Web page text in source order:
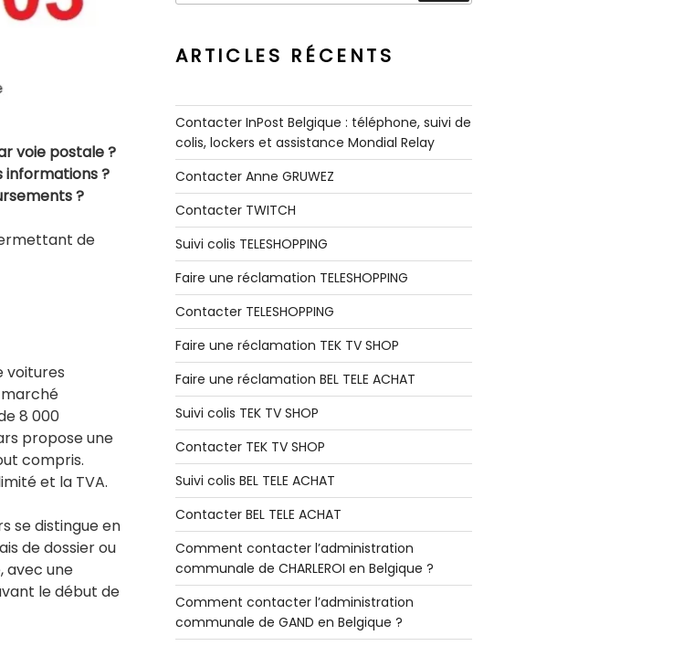
voie postale ?
informations ?
?
de
voitures
marché
8 000
propose une
compris.
et la TVA.
se distingue en
de dossier ou
avec une
le début de
:
ARTICLES RÉCENTS
Contacter InPost Belgique : téléphone, suivi de
colis, lockers et assistance Mondial Relay
Contacter Anne GRUWEZ
Contacter TWITCH
Suivi colis TELESHOPPING
Faire une réclamation TELESHOPPING
Contacter TELESHOPPING
Faire une réclamation TEK TV SHOP
Faire une réclamation BEL TELE ACHAT
Suivi colis TEK TV SHOP
Contacter TEK TV SHOP
Suivi colis BEL TELE ACHAT
Contacter BEL TELE ACHAT
Comment contacter l’administration
communale de CHARLEROI en Belgique ?
Comment contacter l’administration
communale de GAND en Belgique ?